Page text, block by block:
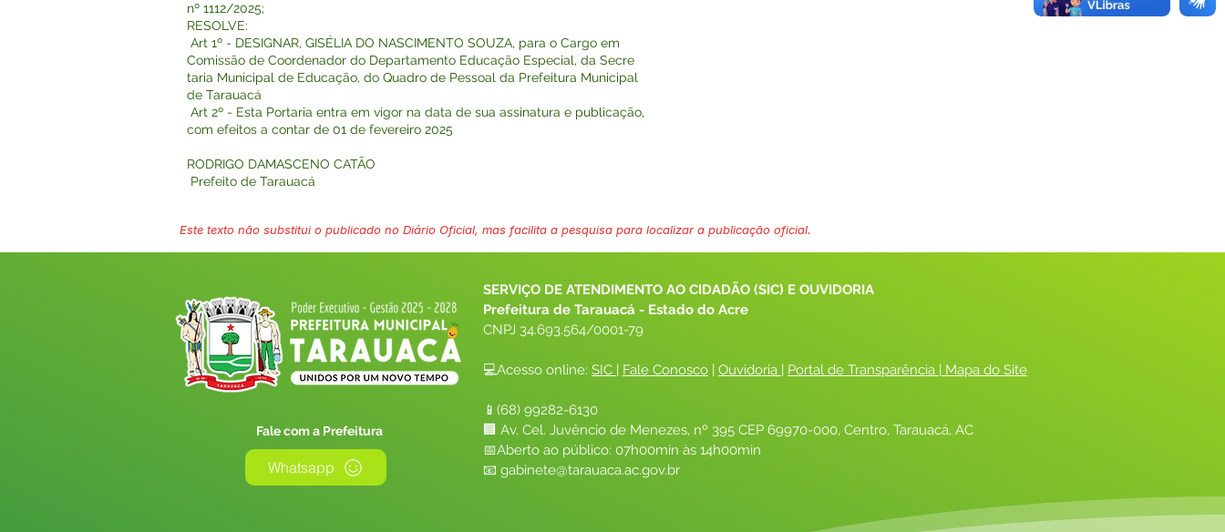
nº 1112/2025;
RESOLVE:
Art 1º - DESIGNAR, GISÉLIA DO NASCIMENTO SOUZA, para o Cargo em
Comissão de Coordenador do Departamento Educação Especial, da Secre
taria Municipal de Educação, do Quadro de Pessoal da Prefeitura Municipal
de Tarauacá
Art 2º - Esta Portaria entra em vigor na data de sua assinatura e publicação,
com efeitos a contar de 01 de fevereiro 2025
RODRIGO DAMASCENO CATÃO
Prefeito de Tarauacá
Este texto não substitui o publicado no Diário Oficial, mas facilita a pesquisa para localizar a publicação oficial.
Fale com a Prefeitura
Whatsapp
SERVIÇO DE ATENDIMENTO AO CIDADÃO (SIC) E OUVIDORIA
Prefeitura de Tarauacá - Estado do Acre
CNPJ 34.693.564/0001-79
💻Acesso online: SIC | Fale Conosco | Ouvidoria | Portal de Transparência | Mapa do Site
📱(68) 99282-6130
🏢 Av. Cel. Juvêncio de Menezes, nº 395 CEP 69970-000, Centro, Tarauacá, AC
📅Aberto ao público: 07h00min às 14h00min
📧 gabinete@tarauaca.ac.gov.br